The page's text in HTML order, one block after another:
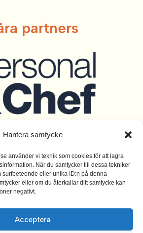
Hantera samtycke
använder vi teknik som cookies för att lagra
När du samtycker till dessa tekniker
surfbeteende eller unika ID:n på denna
eller om du återkallar ditt samtycke kan
negativt.
Acceptera
partners